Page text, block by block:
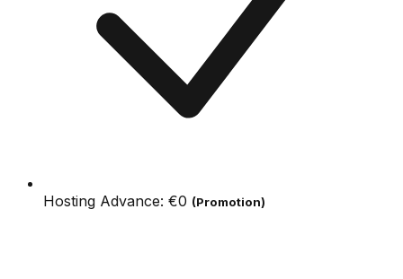
Hosting Advance: €0 (Promotion)